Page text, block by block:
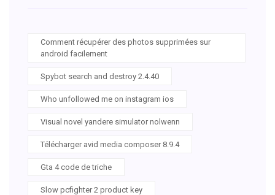
Comment récupérer des photos supprimées sur
android facilement
Spybot search and destroy 2.4.40
Who unfollowed me on instagram ios
Visual novel yandere simulator nolwenn
Télécharger avid media composer 8.9.4
Gta 4 code de triche
Slow pcfighter 2 product key